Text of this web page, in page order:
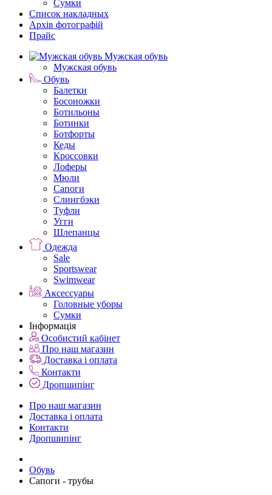
Сумки
Список накладных
Архів фотографій
Прайс
Мужская обувь
Мужская обувь
Обувь
Балетки
Босоножки
Ботильоны
Ботинки
Ботфорты
Кеды
Кроссовки
Лоферы
Мюли
Сапоги
Слингбэки
Туфли
Угги
Шлепанцы
Одежда
Sale
Sportswear
Swimwear
Аксессуары
Головные уборы
Сумки
Інформація
Особистий кабінет
Про наш магазин
Доставка і оплата
Контакти
Дропшипінг
Про наш магазин
Доставка і оплата
Контакти
Дропшипінг
Обувь
Сапоги - трубы